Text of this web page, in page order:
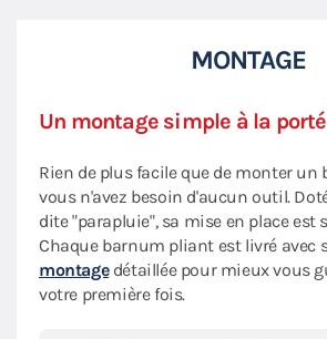
MONTAGE
Un montage simple à la
Rien de plus facile que de monter
vous n'avez besoin d'aucun outil.
dite "parapluie", sa mise en place est
Chaque barnum pliant est livré avec
montagedétaillée pour mieux vous
votre première fois.